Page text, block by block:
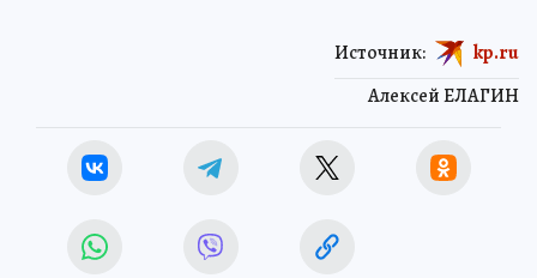
Алексей ЕЛАГИН
Источник: kp.ru